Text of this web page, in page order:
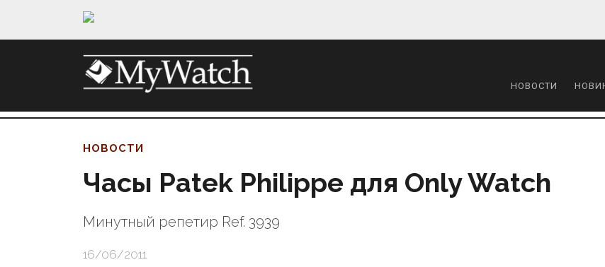
НОВОСТИ
НОВОСТИ
Часы Patek Philippe для Only Watch
Минутный репетир Ref. 3939
16/06/2011